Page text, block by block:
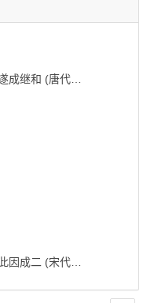
和 (唐代·张祜)
(宋代·晁公溯)